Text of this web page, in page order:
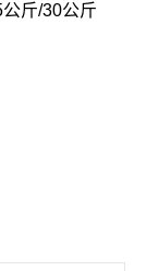
斤/30公斤